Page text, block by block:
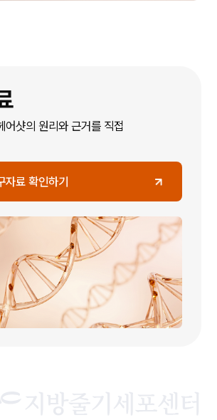
어샷의 원리와 근거를 직접
자료 확인하기